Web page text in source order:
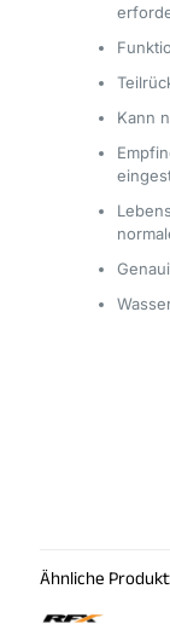
Kann
„SCAR
mit
Du musst
Ähnliche